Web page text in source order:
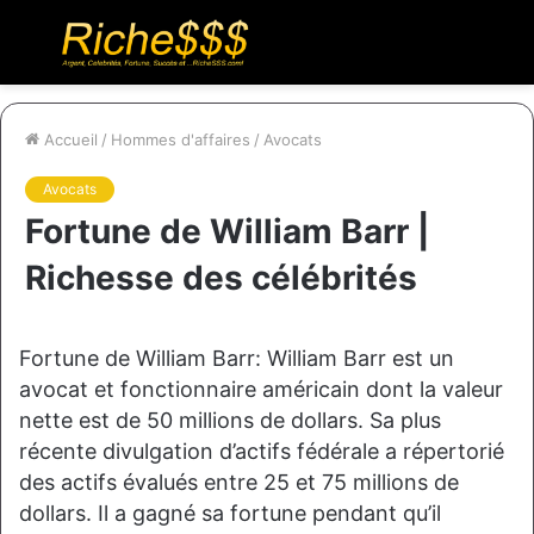
Menu
Accueil / Hommes d'affaires / Avocats
Avocats
Fortune de William Barr |
Richesse des célébrités
Fortune de William Barr: William Barr est un
avocat et fonctionnaire américain dont la valeur
nette est de 50 millions de dollars. Sa plus
récente divulgation d’actifs fédérale a répertorié
des actifs évalués entre 25 et 75 millions de
dollars. Il a gagné sa fortune pendant qu’il